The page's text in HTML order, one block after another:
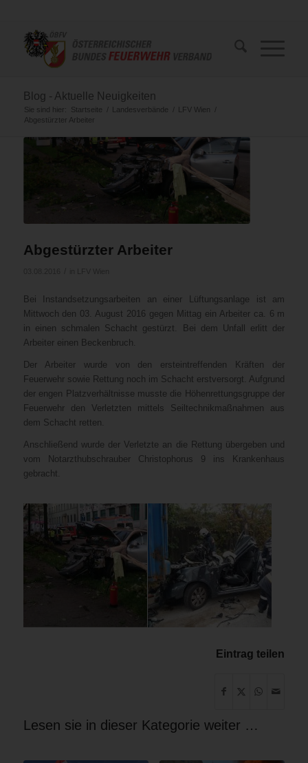
Blog - Aktuelle Neuigkeiten
Sie sind hier: Startseite / Landesverbände / LFV Wien
/
Abgestürzter Arbeiter
Abgestürzter Arbeiter
Bei Instandsetzungsarbeiten an einer Lüftungsanlage ist am
Mittwoch den 03. August 2016 gegen Mittag ein Arbeiter ca. 6 m
in einen schmalen Schacht gestürzt. Bei dem Unfall erlitt der
Arbeiter einen Beckenbruch.
Der Arbeiter wurde von den ersteintreffenden Kräften der
Feuerwehr sowie Rettung noch im Schacht erstversorgt. Aufgrund
der engen Platzverhältnisse musste die Höhenrettungsgruppe der
Feuerwehr den Verletzten mittels Seiltechnikmaßnahmen aus
dem Schacht retten.
Anschließend wurde der Verletzte an die Rettung übergeben und
vom Notarzthubschrauber Christophorus 9 ins Krankenhaus
gebracht.
Eintrag teilen
Lesen sie in dieser Kategorie weiter …